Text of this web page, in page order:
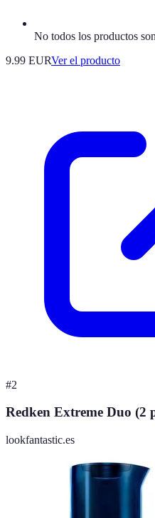
No todos los productos
9.99 EURVer el producto
#2
Redken Extreme Duo (2
lookfantastic.es